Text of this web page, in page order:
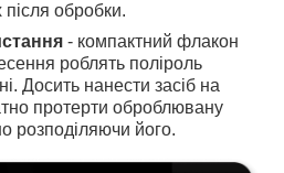
обробки.
- компактний флакон
роблять поліроль
Досить нанести засіб на
протерти оброблювану
розподіляючи його.